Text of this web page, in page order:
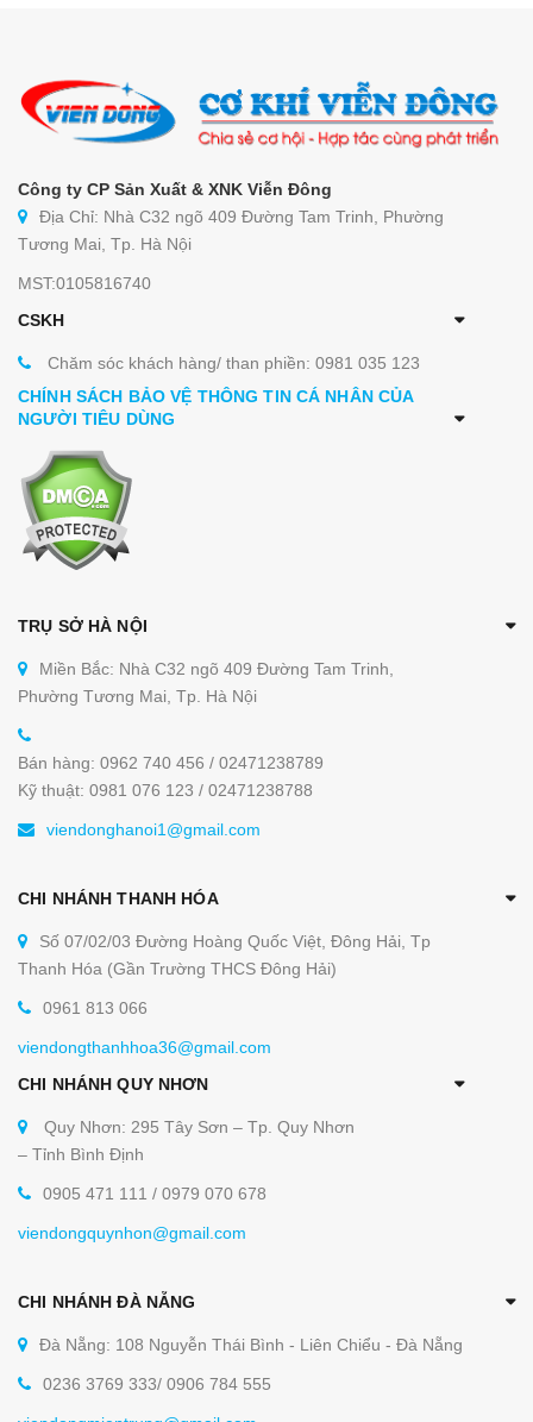
Công ty CP Sản Xuất & XNK Viễn Đông
Địa Chỉ: Nhà C32 ngõ 409 Đường Tam Trinh, Phường
Tương Mai, Tp. Hà Nội
MST:0105816740
CSKH
Chăm sóc khách hàng/ than phiền: 0981 035 123
CHÍNH SÁCH BẢO VỆ THÔNG TIN CÁ NHÂN CỦA
NGƯỜI TIÊU DÙNG
TRỤ SỞ HÀ NỘI
Miền Bắc: Nhà C32 ngõ 409 Đường Tam Trinh,
Phường Tương Mai, Tp. Hà Nội
Bán hàng: 0962 740 456 / 02471238789
Kỹ thuật: 0981 076 123 / 02471238788
viendonghanoi1@gmail.com
CHI NHÁNH THANH HÓA
Số 07/02/03 Đường Hoàng Quốc Việt, Đông Hải, Tp
Thanh Hóa (Gần Trường THCS Đông Hải)
0961 813 066
viendongthanhhoa36@gmail.com
CHI NHÁNH QUY NHƠN
Quy Nhơn: 295 Tây Sơn – Tp. Quy Nhơn
– Tỉnh Bình Định
0905 471 111 / 0979 070 678
viendongquynhon@gmail.com
CHI NHÁNH ĐÀ NẴNG
Đà Nẵng: 108 Nguyễn Thái Bình - Liên Chiểu - Đà Nẵng
0236 3769 333/ 0906 784 555